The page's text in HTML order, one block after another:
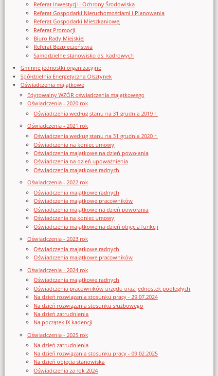
Referat Inwestycji i Ochrony Środowiska
Referat Gospodarki Nieruchomościami i Planowania
Referat Gospodarki Mieszkaniowej
Referat Promocji
Biuro Rady Miejskiej
Referat Bezpieczeństwa
Samodzielne stanowisko ds. kadrowych
Gminne jednostki organizacyjne
Spółdzielnia Energetyczna Olsztynek
Oświadczenia majątkowe
Edytowalny WZÓR oświadczenia majątkowego
Oświadczenia - 2020 rok
Oświadczenia według stanu na 31 grudnia 2019 r.
Oświadczenia - 2021 rok
Oświadczenia według stanu na 31 grudnia 2020 r.
Oświadczenia na koniec umowy
Oświadczenia majątkowe na dzień powołania
Oświadczenia na dzień upoważnienia
Oświadczenia majątkowe radnych
Oświadczenia - 2022 rok
Oświadczenia majątkowe radnych
Oświadczenia majątkowe pracowników
Oświadczenia majątkowe na dzień powołania
Oświadczenia na koniec umowy
Oświadczenia majątkowe na dzień objęcia funkcji
Oświadczenia - 2023 rok
Oświadczenia majątkowe radnych
Oświadczenia majątkowe pracowników
Oświadczenia - 2024 rok
Oświadczenia majątkowe radnych
Oświadczenia pracowników urzędu oraz jednostek podległych
Na dzień rozwiązania stosunku pracy - 29.07.2024
Na dzień rozwiązania stosunku służbowego
Na dzień zatrudnienia
Na początek IX kadencji
Oświadczenia - 2025 rok
Na dzień zatrudnienia
Na dzień rozwiązania stosunku pracy - 09.02.2025
Na dzień objęcia stanowiska
Oświadczenia za rok 2024